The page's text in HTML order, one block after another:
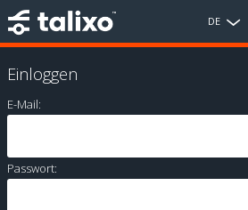
DE
Einloggen
E-Mail:
Passwort: